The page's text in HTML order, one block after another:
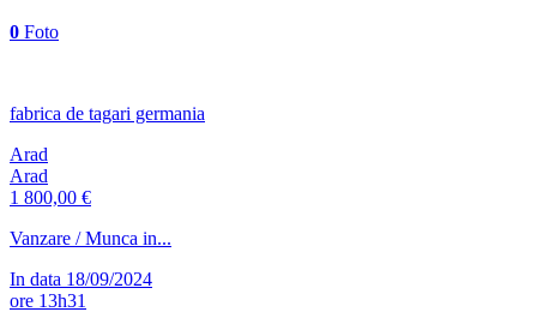
0 Foto
fabrica de tagari germania
Arad
Arad
1 800,00 €
Vanzare / Munca in...
In data 18/09/2024
ore 13h31